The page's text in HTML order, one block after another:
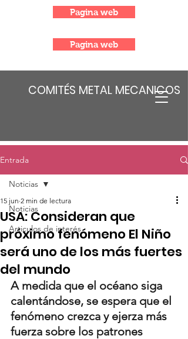
COMITÉS METAL MECANICOS
Pagina web
Pagina web
Entrada
Noticias
Articulos de interés
Noticias
USA: Consideran que
próximo fenómeno El Niño
será uno de los más fuertes
del mundo
15 jun 2 min de lectura
A medida que el océano siga
calentándose, se espera que el
fenómeno crezca y ejerza más
fuerza sobre los patrones